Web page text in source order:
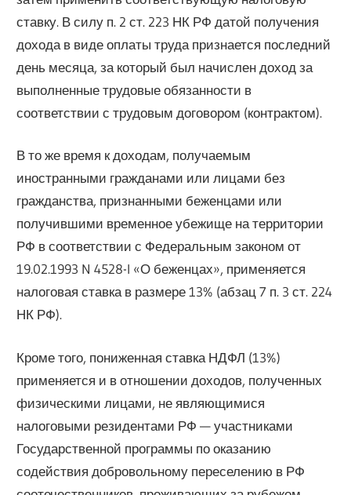
ставку. В силу п. 2 ст. 223 НК РФ датой получения
дохода в виде оплаты труда признается последний
день месяца, за который был начислен доход за
выполненные трудовые обязанности в
соответствии с трудовым договором (контрактом).
В то же время к доходам, получаемым
иностранными гражданами или лицами без
гражданства, признанными беженцами или
получившими временное убежище на территории
РФ в соответствии с Федеральным законом от
19.02.1993 N 4528-I «О беженцах», применяется
налоговая ставка в размере 13% (абзац 7 п. 3 ст. 224
НК РФ).
Кроме того, пониженная ставка НДФЛ (13%)
применяется и в отношении доходов, полученных
физическими лицами, не являющимися
налоговыми резидентами РФ — участниками
Государственной программы по оказанию
содействия добровольному переселению в РФ